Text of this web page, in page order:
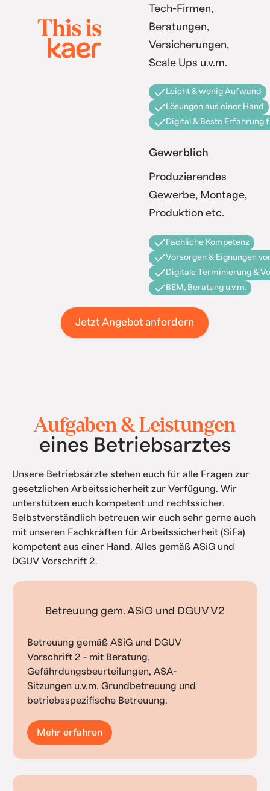
Tech-Firmen,
Beratungen,
Versicherungen,
Scale Ups u.v.m.
Leicht & wenig Aufwand
Lösungen aus einer Hand
Digital & Beste Erfahrung
Gewerblich
Produzierendes
Gewerbe, Montage,
Produktion etc.
Fachliche Kompetenz
Vorsorgen & Eignungen
Digitale Terminierung &
BEM, Beratung u.v.m.
Jetzt Angebot anfordern
Aufgaben & Leistungen
eines Betriebsarztes
Unsere Betriebsärzte stehen euch für alle Fragen zur
gesetzlichen Arbeitssicherheit zur Verfügung. Wir
unterstützen euch kompetent und rechtssicher.
Selbstverständlich betreuen wir euch sehr gerne auch
mit unseren Fachkräften für Arbeitssicherheit (SiFa)
kompetent aus einer Hand. Alles gemäß ASiG und
DGUV Vorschrift 2.
Betreuung gem. ASiG und DGUV V2
Betreuung gemäß ASiG und DGUV
Vorschrift 2 - mit Beratung,
Gefährdungsbeurteilungen, ASA-
Sitzungen u.v.m. Grundbetreuung und
betriebsspezifische Betreuung.
Mehr erfahren